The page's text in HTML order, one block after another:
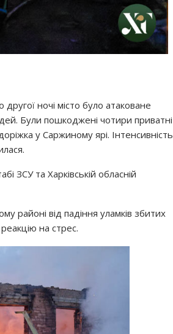
ночі місто було атаковане
Були пошкоджені чотири приватні
у Саржиному ярі. Інтенсивність
ЗСУ та Харківській обласній
районі від падіння уламків збитих
на стрес.